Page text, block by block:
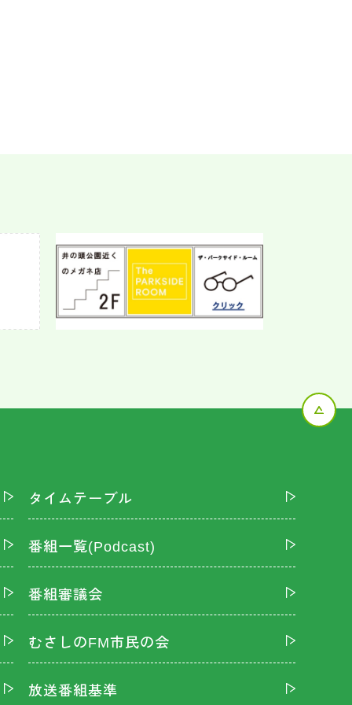
タイムテーブル
番組一覧(Podcast)
番組審議会
むさしのFM市民の会
放送番組基準